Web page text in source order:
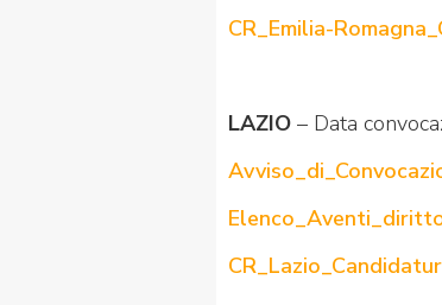
CR_Emilia-
LAZIO – Data